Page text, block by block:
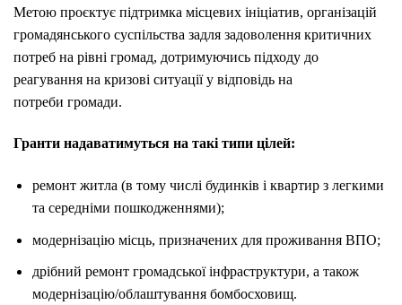
Метою проєктує підтримка місцевих ініціатив, організацій
громадянського суспільства задля задоволення критичних
потреб на рівні громад, дотримуючись підходу до
реагування на кризові ситуації у відповідь на
потреби громади.
Гранти надаватимуться на такі типи цілей:
ремонт житла (в тому числі будинків і квартир з легкими
та середніми пошкодженнями);
модернізацію місць, призначених для проживання ВПО;
дрібний ремонт громадської інфраструктури, а також
модернізацію/облаштування бомбосховищ.